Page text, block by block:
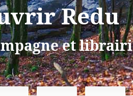
Redu
et